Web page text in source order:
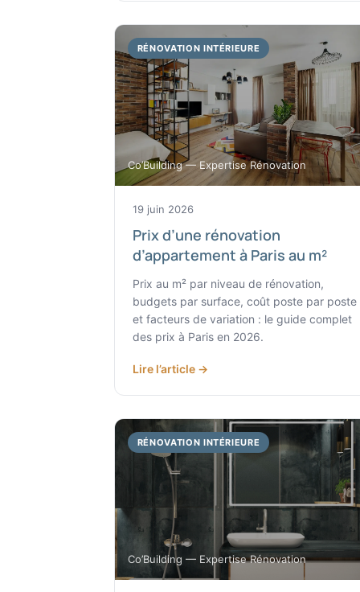
RÉNOVATION INTÉRIEURE
Co’Building — Expertise Rénovation
19 juin 2026
Prix d’une rénovation
d’appartement à Paris au m²
Prix au m² par niveau de rénovation,
budgets par surface, coût poste par poste
et facteurs de variation : le guide complet
des prix à Paris en 2026.
Lire l’article →
RÉNOVATION INTÉRIEURE
Co’Building — Expertise Rénovation